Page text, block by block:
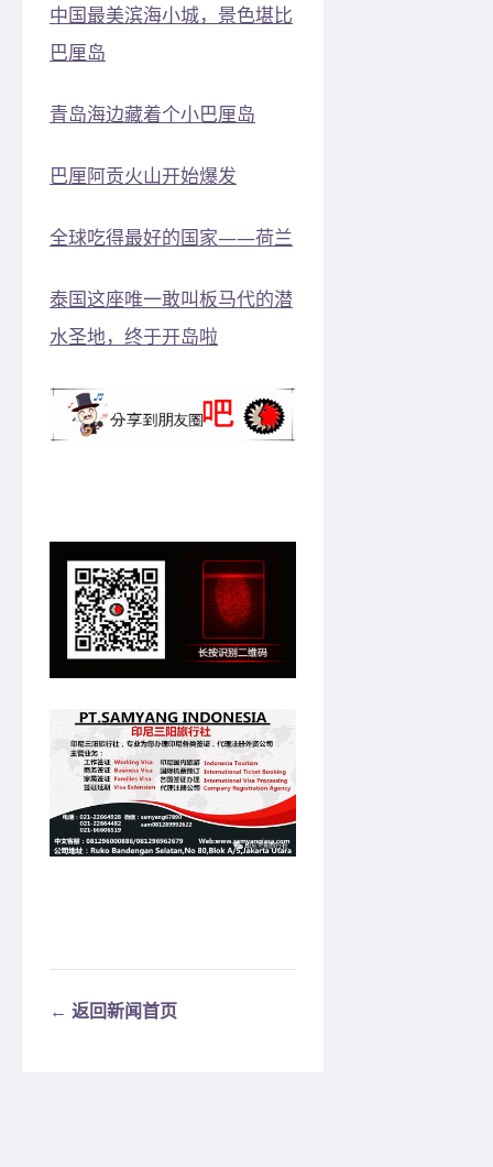
中国最美滨海小城，景色堪比
巴厘岛
青岛海边藏着个小巴厘岛
巴厘阿贡火山开始爆发
全球吃得最好的国家——荷兰
泰国这座唯一敢叫板马代的潜
水圣地，终于开岛啦
← 返回新闻首页